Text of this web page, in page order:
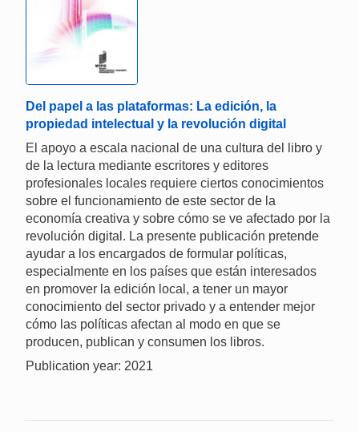
Del papel a las plataformas: La edición, la
propiedad intelectual y la revolución digital
El apoyo a escala nacional de una cultura del libro y
de la lectura mediante escritores y editores
profesionales locales requiere ciertos conocimientos
sobre el funcionamiento de este sector de la
economía creativa y sobre cómo se ve afectado por la
revolución digital. La presente publicación pretende
ayudar a los encargados de formular políticas,
especialmente en los países que están interesados
en promover la edición local, a tener un mayor
conocimiento del sector privado y a entender mejor
cómo las políticas afectan al modo en que se
producen, publican y consumen los libros.
Publication year: 2021